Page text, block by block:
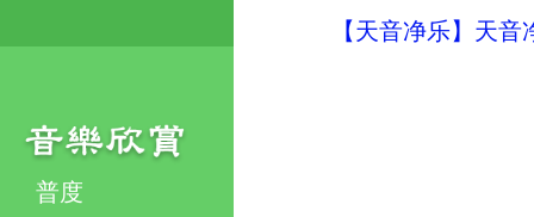
普度
【天音净乐】天